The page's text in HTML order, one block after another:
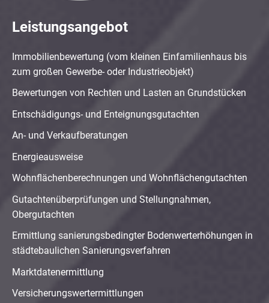
Leistungsangebot
Immobilienbewertung (vom kleinen Einfamilienhaus bis
zum großen Gewerbe- oder Industrieobjekt)
Bewertungen von Rechten und Lasten an Grundstücken
Entschädigungs- und Enteignungsgutachten
An- und Verkaufberatungen
Energieausweise
Wohnflächenberechnungen und Wohnflächengutachten
Gutachtenüberprüfungen und Stellungnahmen,
Obergutachten
Ermittlung sanierungsbedingter Bodenwerterhöhungen in
städtebaulichen Sanierungsverfahren
Marktdatenermittlung
Versicherungswertermittlungen